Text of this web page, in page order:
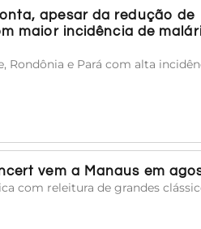
apesar da redução de
maior incidência de
Rondônia e Pará com alta
vem a Manaus em
com releitura de grandes